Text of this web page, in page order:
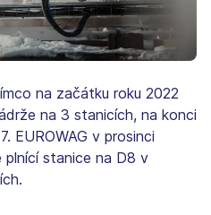
na začátku roku 2022
na 3 stanicích, na konci
EUROWAG v prosinci
stanice na D8 v